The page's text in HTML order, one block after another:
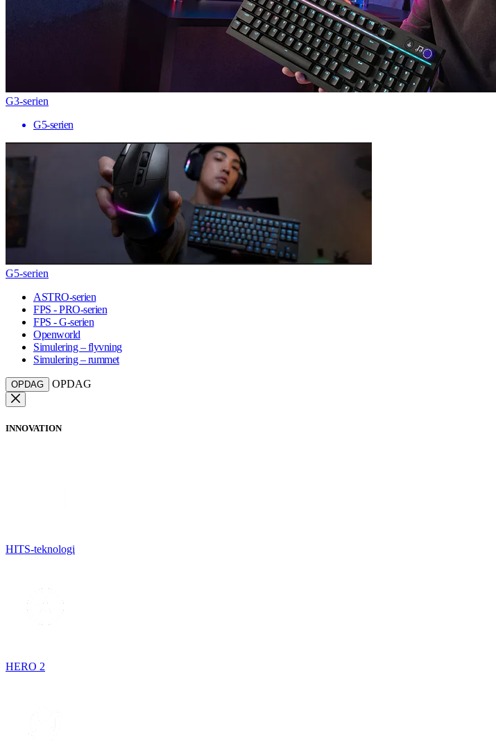
G3-serien
G5-serien
G5-serien
ASTRO-serien
FPS - PRO-serien
FPS - G-serien
Openworld
Simulering – flyvning
Simulering – rummet
OPDAG OPDAG
INNOVATION
HITS-teknologi
HERO 2